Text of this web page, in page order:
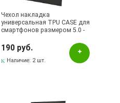
Чехол накладка
универсальная TPU CASE для
смартфонов размером 5.0 -
прозрачный.
190 руб.
Наличие: 2 шт.